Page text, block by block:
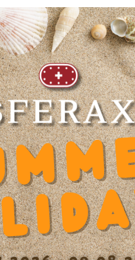
d
95 mm
Dynamique Y
0.000000
d
12
u
8
vis fixation
4.5